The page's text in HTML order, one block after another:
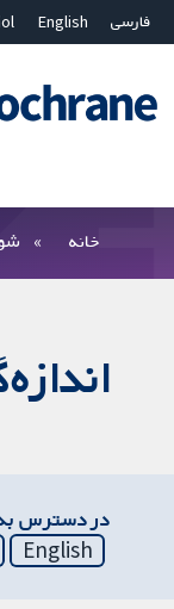
فارسی English
بستن جستجو ✖
خانه
در دسترس
English